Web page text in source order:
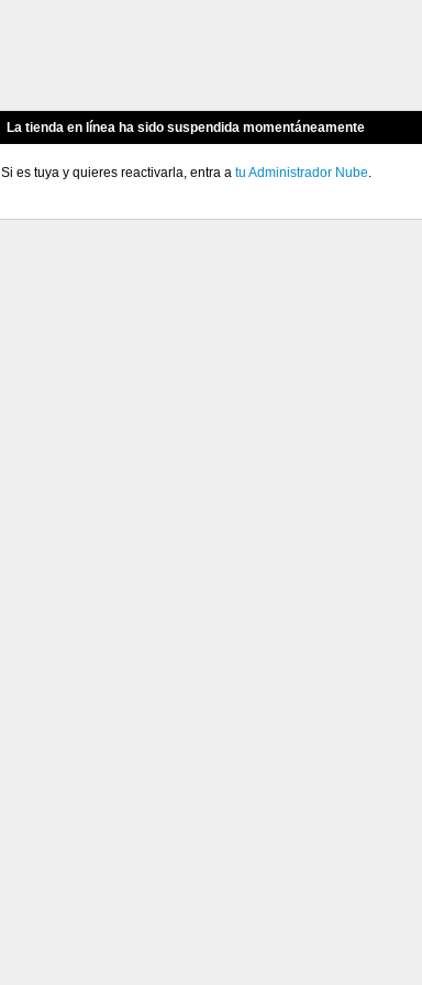
La tienda en línea ha sido suspendida momentáneamente
Si es tuya y quieres reactivarla, entra a tu Administrador Nube.